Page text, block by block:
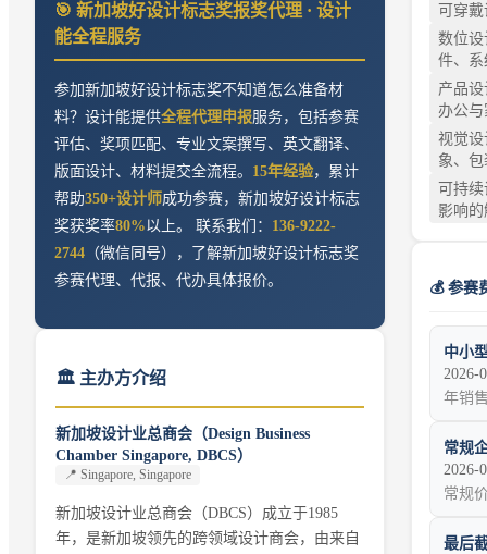
🎯 新加坡好设计标志奖报奖代理 · 设计
能全程服务
参加新加坡好设计标志奖不知道怎么准备材
料？设计能提供全程代理申报服务，包括参赛
评估、奖项匹配、专业文案撰写、英文翻译、
版面设计、材料提交全流程。 15年经验，累计
帮助350+设计师成功参赛， 新加坡好设计标志
奖获奖率80%以上。 联系我们： 136-9222-
2744 （微信同号），了解新加坡好设计标志奖
参赛代理、代报、代办具体报价。
🏛️ 主办方介绍
新加坡设计业总商会（Design Business
Chamber Singapore, DBCS）
📍 Singapore, Singapore
新加坡设计业总商会（DBCS）成立于1985
年，是新加坡领先的跨领域设计商会，由来自
可穿
数位
件、
产品
办公
视觉
象、
可持
影响
💰 参赛
中小
2026-
年销
常规
2026-
常规
最后